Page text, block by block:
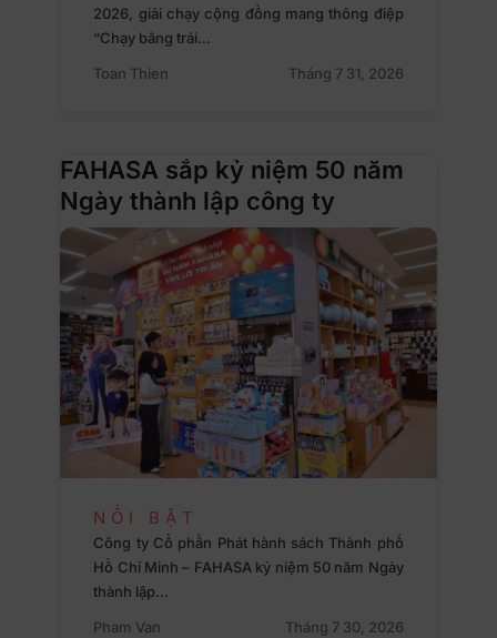
2026, giải chạy cộng đồng mang thông điệp
“Chạy bằng trái…
Toan Thien
Tháng 7 31, 2026
FAHASA sắp kỷ niệm 50 năm
Ngày thành lập công ty
NỔI BẬT
Công ty Cổ phần Phát hành sách Thành phố
Hồ Chí Minh – FAHASA kỷ niệm 50 năm Ngày
thành lập…
Pham Van
Tháng 7 30, 2026